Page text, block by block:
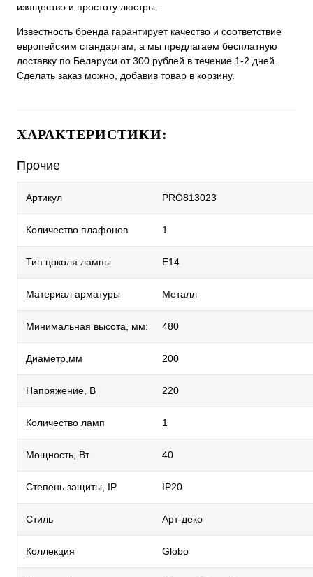
изящество и простоту люстры.
Известность бренда гарантирует качество и соответствие
европейским стандартам, а мы предлагаем бесплатную
доставку по Беларуси от 300 рублей в течение 1-2 дней.
Сделать заказ можно, добавив товар в корзину.
ХАРАКТЕРИСТИКИ:
Прочие
Артикул PRO813023
Количество плафонов 1
Тип цоколя лампы E14
Материал арматуры Металл
Минимальная высота, мм: 480
Диаметр,мм 200
Напряжение, В 220
Количество ламп 1
Мощность, Вт 40
Степень защиты, IP IP20
Стиль Арт-деко
Коллекция Globo